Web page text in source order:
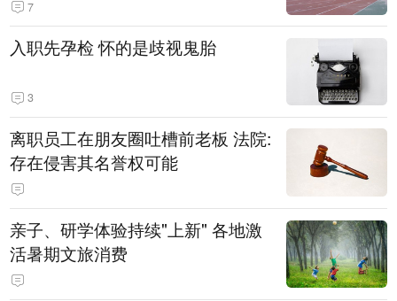
7
入职先孕检 怀的是歧视鬼胎
3
离职员工在朋友圈吐槽前老板 法院:
存在侵害其名誉权可能
亲子、研学体验持续"上新" 各地激
活暑期文旅消费